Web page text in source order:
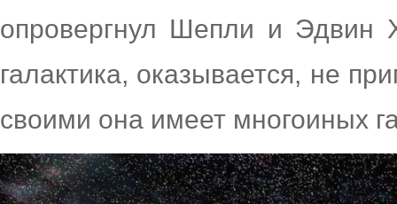
опровергнул Шепли и Эдвин
галактика, оказывается, не
своими она имеет многоиных